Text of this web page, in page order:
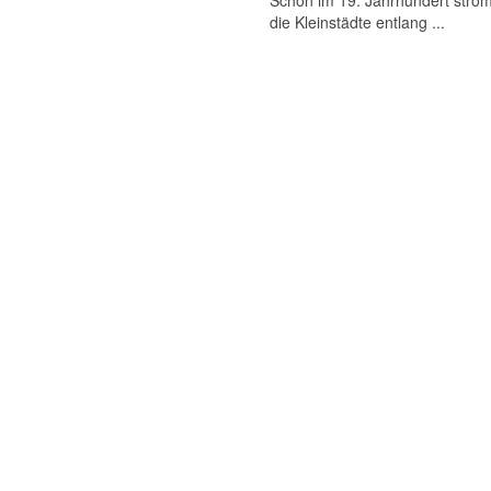
die Kleinstädte entlang ...